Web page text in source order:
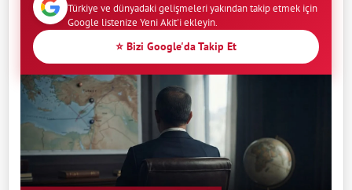
Türkiye ve dünyadaki gelişmeleri yakından takip etmek için
Google listenize Yeni Akit'i ekleyin.
⭐ Bizi Google'da Takip Et